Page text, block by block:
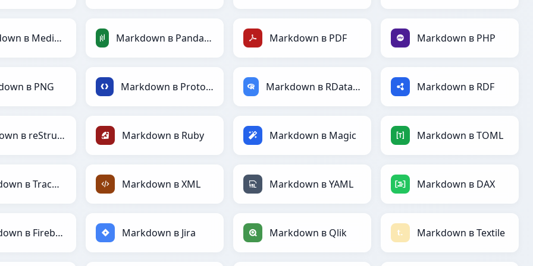
Markdown в MediaWiki Markdown в PandasDataFrame Markdown в PDF Markdown в PHP
в PNG Markdown в Protobuf Markdown в RDataFrame Markdown в RDF
Markdown в reStructuredText Markdown в Ruby Markdown в Magic Markdown в TOML
Markdown в TracWiki Markdown в XML Markdown в YAML Markdown в DAX
Markdown в Firebase Markdown в Jira Markdown в Qlik Markdown в Textile